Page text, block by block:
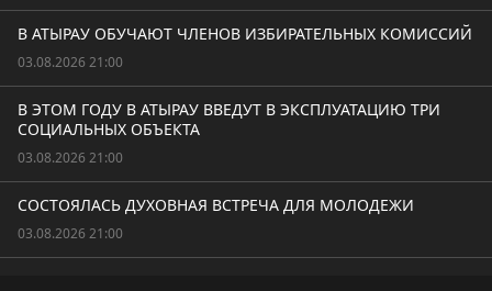
В АТЫРАУ ОБУЧАЮТ ЧЛЕНОВ ИЗБИРАТЕЛЬНЫХ КОМИССИЙ
03.08.2026 21:00
В ЭТОМ ГОДУ В АТЫРАУ ВВЕДУТ В ЭКСПЛУАТАЦИЮ ТРИ
СОЦИАЛЬНЫХ ОБЪЕКТА
03.08.2026 21:00
СОСТОЯЛАСЬ ДУХОВНАЯ ВСТРЕЧА ДЛЯ МОЛОДЕЖИ
03.08.2026 21:00